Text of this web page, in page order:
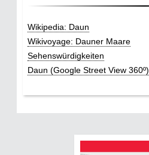
Wikipedia: Daun
Wikivoyage: Dauner Maare
Sehenswürdigkeiten
Daun (Google Street View 360º)